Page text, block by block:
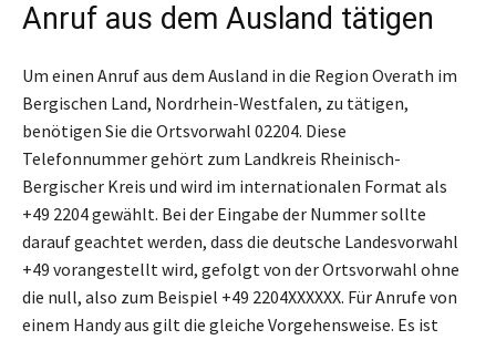
Anruf aus dem Ausland tätigen
Um einen Anruf aus dem Ausland in die Region Overath im
Bergischen Land, Nordrhein-Westfalen, zu tätigen,
benötigen Sie die Ortsvorwahl 02204. Diese
Telefonnummer gehört zum Landkreis Rheinisch-
Bergischer Kreis und wird im internationalen Format als
+49 2204 gewählt. Bei der Eingabe der Nummer sollte
darauf geachtet werden, dass die deutsche Landesvorwahl
+49 vorangestellt wird, gefolgt von der Ortsvorwahl ohne
die null, also zum Beispiel +49 2204XXXXXX. Für Anrufe von
einem Handy aus gilt die gleiche Vorgehensweise. Es ist